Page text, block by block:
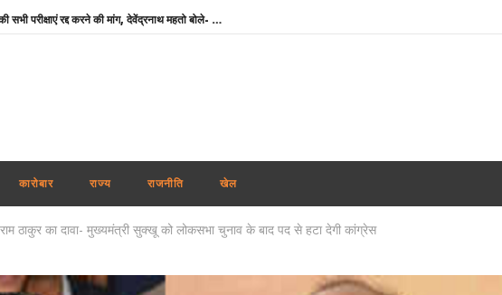
टीडीपीएल की सभी परीक्षाएं रद्द करने की मांग, देवेंद्रनाथ महतो बोले- आश्वासन नहीं, ठोस कार्रवाई चाहिए
उत्तराखंड में जमीन के लिए CM धामी से पंत ने मांगी मदद, बोले- ‘अपने पहाड़ के लोगों के बीच रहना चाहता हूं’
सलमान खान के घर के बाहर ड्यूटी पर तैनात पुलिसकर्मी की मौत, हार्ट अटैक की आशंका
मायावती का सपा पर हमला, बोलीं- ‘PDA’ में पिछड़े से अब ‘पंडित’ तक पहुंची राजनीति
कारोबार राज्य राजनीति खेल
ठाकुर का दावा- मुख्यमंत्री सुक्खू को लोकसभा चुनाव के बाद पद से हटा देगी कांग्रेस